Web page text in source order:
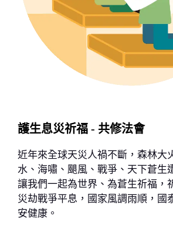
護生息災祈福 - 共修法會
近年來全球天災人禍不斷，森林大
水、海嘯、颶風、戰爭、天下蒼生
讓我們一起為世界、為蒼生祈福，
災劫戰爭平息，國家風調雨順，國
安健康。